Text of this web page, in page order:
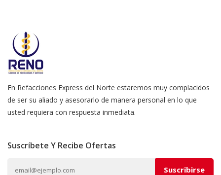
En Refacciones Express del Norte estaremos muy complacidos
de ser su aliado y asesorarlo de manera personal en lo que
usted requiera con respuesta inmediata.
Suscríbete Y Recibe Ofertas